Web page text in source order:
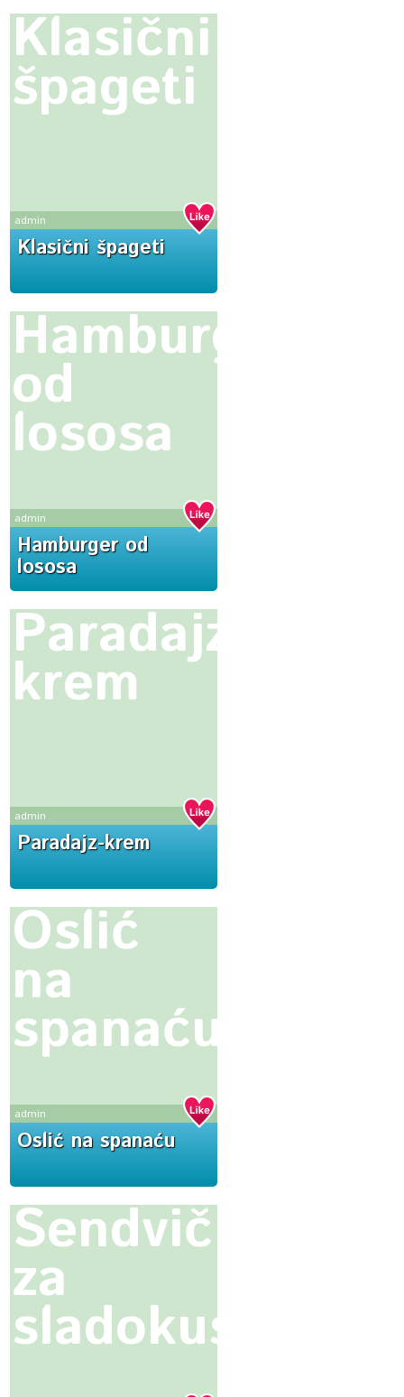
Klasični
špageti
admin
Klasični špageti
Hamburger
od
lososa
admin
Hamburger od
lososa
Paradajz-
krem
admin
Paradajz-krem
Oslić
na
spanaću
admin
Oslić na spanaću
Sendvič
za
sladokusce